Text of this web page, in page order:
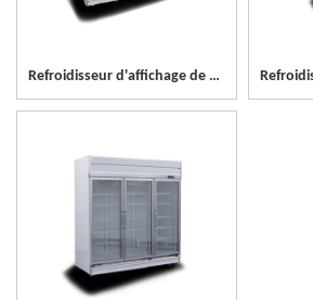
Refroidisseur d'affichage de porte en verre colorbond à 1 porte